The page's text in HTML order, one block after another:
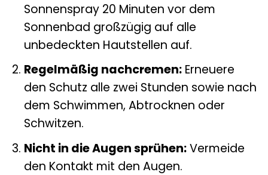
Sonnenspray 20 Minuten vor dem
Sonnenbad großzügig auf alle
unbedeckten Hautstellen auf.
Regelmäßig nachcremen:Erneuere
den Schutz alle zwei Stunden sowie nach
dem Schwimmen, Abtrocknen oder
Schwitzen.
Nicht in die Augen sprühen:Vermeide
den Kontakt mit den Augen.